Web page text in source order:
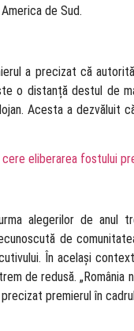
de Sud.
a precizat că
o distanță destul de
Acesta a
cere eliberarea fostului
alegerilor de anul
de
În același
de redusă. „România
premierul în